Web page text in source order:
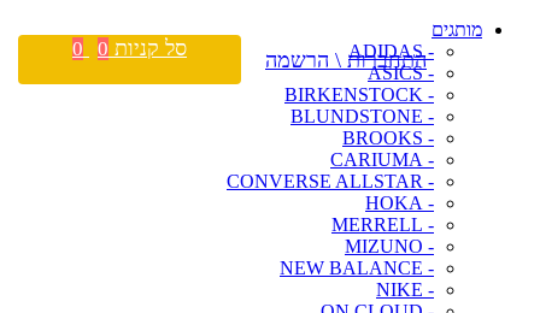
מותגים
- ADIDAS
- ASICS
- BIRKENSTOCK
- BLUNDSTONE
- BROOKS
- CARIUMA
- CONVERSE ALLSTAR
- HOKA
- MERRELL
- MIZUNO
- NEW BALANCE
- NIKE
התחברות \ הרשמה סל קניות 0
0